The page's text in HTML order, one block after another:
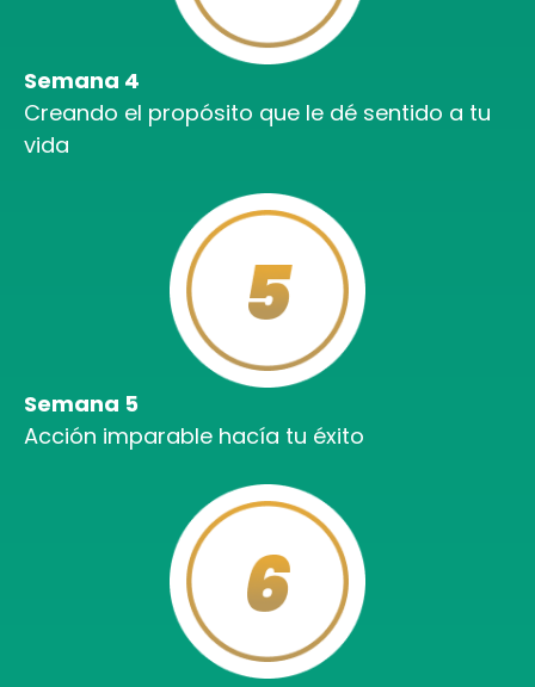
Semana 4
Creando el propósito que le dé sentido a tu
vida
Semana 5
Acción imparable hacía tu éxito